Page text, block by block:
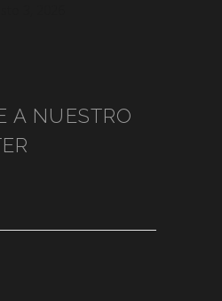
A NUESTRO